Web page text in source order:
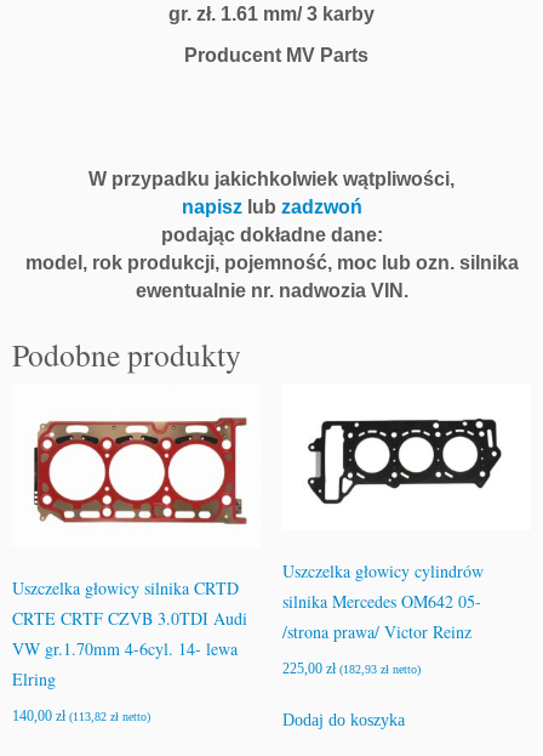
gr. zł. 1.61 mm/ 3 karby
Producent MV Parts
W przypadku jakichkolwiek wątpliwości,
napiszlub zadzwoń
podając dokładne dane:
model, rok produkcji, pojemność, moc lub ozn. silnika
ewentualnie nr. nadwozia VIN.
Podobne produkty
Uszczelka głowicy silnika CRTD
CRTE CRTF CZVB 3.0TDI Audi
VW gr.1.70mm 4-6cyl. 14- lewa
Elring
140,00 zł (113,82 zł netto)
Uszczelka głowicy cylindrów
silnika Mercedes OM642 05-
/strona prawa/ Victor Reinz
225,00 zł (182,93 złnetto)
Dodaj do koszyka